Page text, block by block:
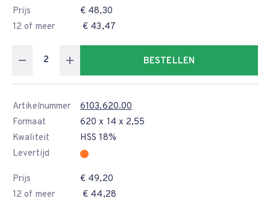
Prijs
€ 48,30
12 of meer
€ 43,47
BESTELLEN
Artikelnummer
6103.620.00
Formaat
620 x 14 x 2,55
Kwaliteit
HSS 18%
Levertijd
Prijs
€ 49,20
12 of meer
€ 44,28